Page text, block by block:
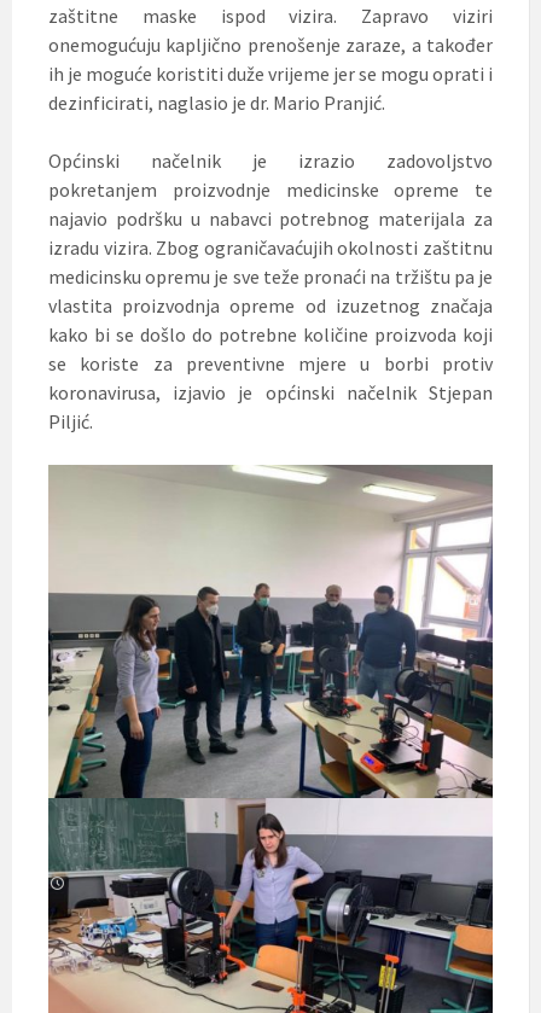
zaštitne maske ispod vizira. Zapravo viziri
onemogućuju kapljično prenošenje zaraze, a također
ih je moguće koristiti duže vrijeme jer se mogu oprati i
dezinficirati, naglasio je dr. Mario Pranjić.
Općinski načelnik je izrazio zadovoljstvo
pokretanjem proizvodnje medicinske opreme te
najavio podršku u nabavci potrebnog materijala za
izradu vizira. Zbog ograničavaćujih okolnosti zaštitnu
medicinsku opremu je sve teže pronaći na tržištu pa je
vlastita proizvodnja opreme od izuzetnog značaja
kako bi se došlo do potrebne količine proizvoda koji
se koriste za preventivne mjere u borbi protiv
koronavirusa, izjavio je općinski načelnik Stjepan
Piljić.